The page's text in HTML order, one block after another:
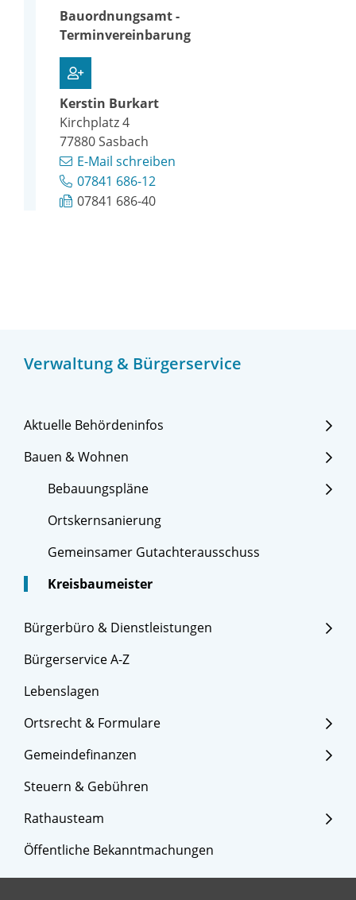
Verwaltung & Bürgerservice
Aktuelle Behördeninfos
Bauen & Wohnen
Bebauungspläne
Ortskernsanierung
Gemeinsamer Gutachterausschuss
Kreisbaumeister
Bürgerbüro & Dienstleistungen
Bürgerservice A-Z
Lebenslagen
Ortsrecht & Formulare
Gemeindefinanzen
Steuern & Gebühren
Rathausteam
Öffentliche Bekanntmachungen
Bauordnungsamt -
Terminvereinbarung
Kerstin Burkart
Kirchplatz 4
77880Sasbach
E-Mail schreiben
07841 686-12
07841 686-40